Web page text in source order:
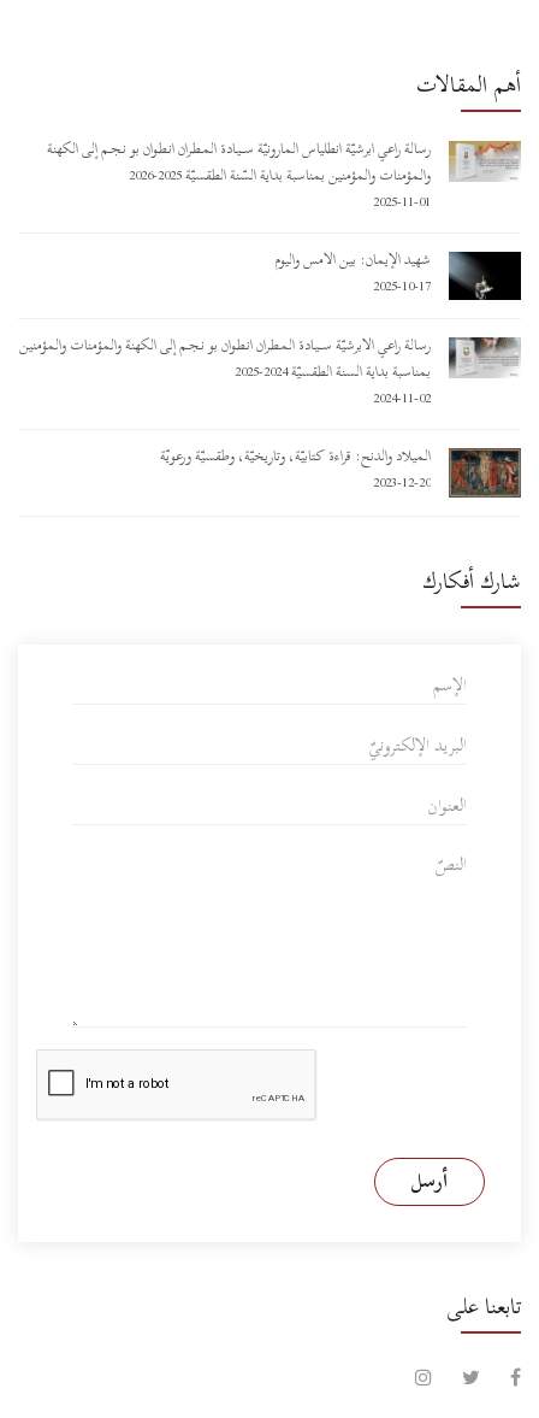
أهم المقالات
رسالة راعي أبرشيّة أنطلياس المارونيّة ســـيـادة المـطـران أنـطـوان بو نـجـم إلى الكهنة
والمؤمنات والمؤمنين بمناسبة بداية السّنة الطقسيّة 2025-2026
2025-11-01
شهيد الإيمان: بين الأمس واليوم
2025-10-17
رسالة راعي الأبرشيّة ســـيـادة المـطـران أنـطـوان بو نـجـم إلى الكهنة والمؤمنات والمؤمنين
بمناسبة بداية السنة الطقسيّة 2024-2025
2024-11-02
الميلاد والدنح: قراءة كتابيّة، وتاريخيّة، وطقسيّة ورعويّة
2023-12-20
شارك أفكارك
أرسل
تابعنا على